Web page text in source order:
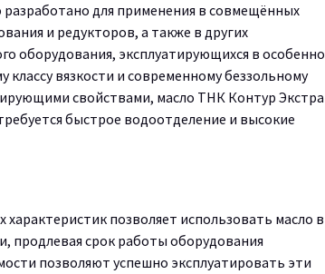
для применения в совмещённых
и редукторов, а также в других
оборудования, эксплуатирующихся в особенно
вязкости и современному беззольному
свойствами, масло ТНК Контур Экстра
быстрое водоотделение и высокие
позволяет использовать масло в
продлевая срок работы оборудования
позволяют успешно эксплуатировать эти